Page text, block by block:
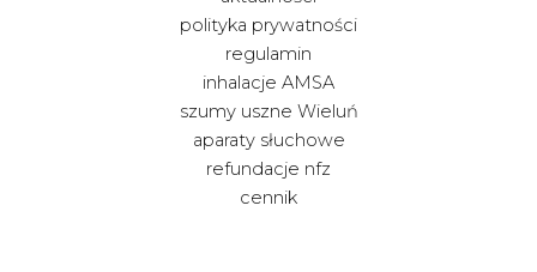
polityka prywatności
regulamin
inhalacje AMSA
szumy uszne Wieluń
aparaty słuchowe
refundacje nfz
cennik